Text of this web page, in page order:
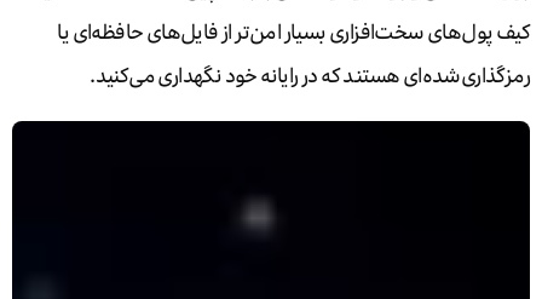
پول‌های سخت‌افزاری بسیار امن‌تر از فایل‌های حافظه‌ای یا
هستند که در رایانه خود نگهداری می‌کنید.